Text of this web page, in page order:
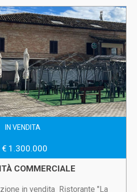
IN VENDITA
€ 1.300.000
COMMERCIALE
in vendita  Ristorante "La